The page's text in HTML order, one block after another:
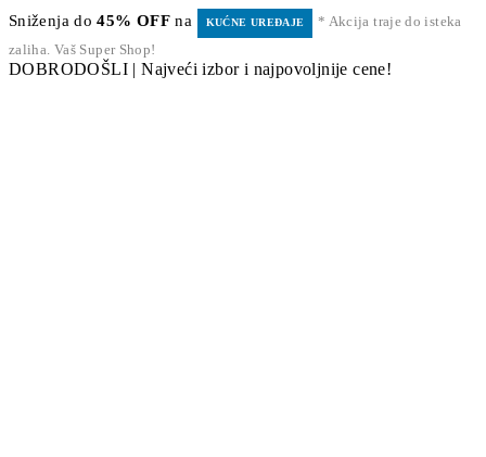
Sniženja do45% OFF na KUĆNE UREĐAJE
* Akcija traje do isteka
zaliha. Vaš Super Shop!
DOBRODOŠLI | Najveći izbor i najpovoljnije cene!